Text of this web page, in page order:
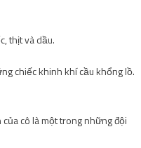
thịt và dầu.
chiếc khinh khí cầu khổng lồ.
cô là một trong những đội